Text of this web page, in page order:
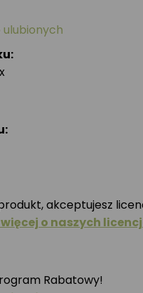
akceptujesz
o naszych
Rabatowy!
ulubionych